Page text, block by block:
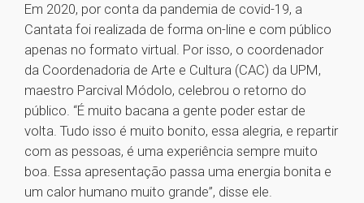
Em 2020, por conta da pandemia de covid-19, a
Cantata foi realizada de forma on-line e com público
apenas no formato virtual. Por isso, o coordenador
da Coordenadoria de Arte e Cultura (CAC) da UPM,
maestro Parcival Módolo, celebrou o retorno do
público. “É muito bacana a gente poder estar de
volta. Tudo isso é muito bonito, essa alegria, e repartir
com as pessoas, é uma experiência sempre muito
boa. Essa apresentação passa uma energia bonita e
um calor humano muito grande”, disse ele.